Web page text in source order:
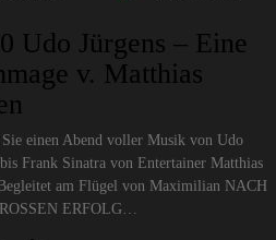
Udo Jürgens – Eine
v. Matthias
Sie einen Abend voller Musik von Udo
Frank Sinatra von Entertainer Matthias
am Flügel von Maximilian NACH
ERFOLG…